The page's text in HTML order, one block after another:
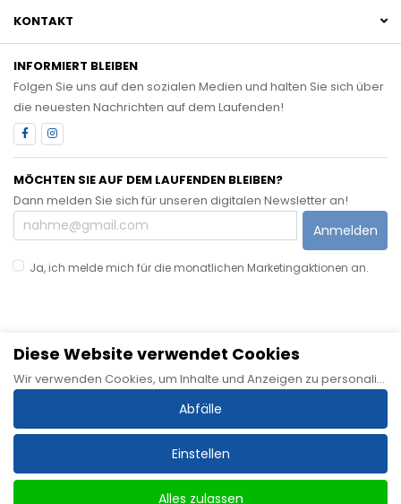
KONTAKT
INFORMIERT BLEIBEN
Folgen Sie uns auf den sozialen Medien und halten Sie sich über
die neuesten Nachrichten auf dem Laufenden!
MÖCHTEN SIE AUF DEM LAUFENDEN BLEIBEN?
Dann melden Sie sich für unseren digitalen Newsletter an!
Anmelden
Ja, ich melde mich für die monatlichen Marketingaktionen an.
Haftungsausschluss
Impressum Cookie-Richtlinie
Diese Website verwendet Cookies
Wir verwenden Cookies, um Inhalte und Anzeigen zu personalisieren, Funktionen für soziale Medien bereitzustellen und unseren Datenverkehr zu analysieren. Wir geben auch Informationen über Ihre Nutzung unserer Website an unsere Partner für soziale Medien, Werbung und Analysen weiter, die diese mit anderen Informationen kombinieren können, die Sie ihnen zur Verfügung gestellt oder durch Ihre Nutzung ihrer Dienste gesammelt haben.
Abfälle
Einstellen
Alles zulassen